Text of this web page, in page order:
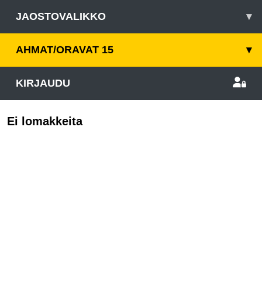
JAOSTOVALIKKO ▾
AHMAT/ORAVAT 15 ▾
KIRJAUDU
Ei lomakkeita